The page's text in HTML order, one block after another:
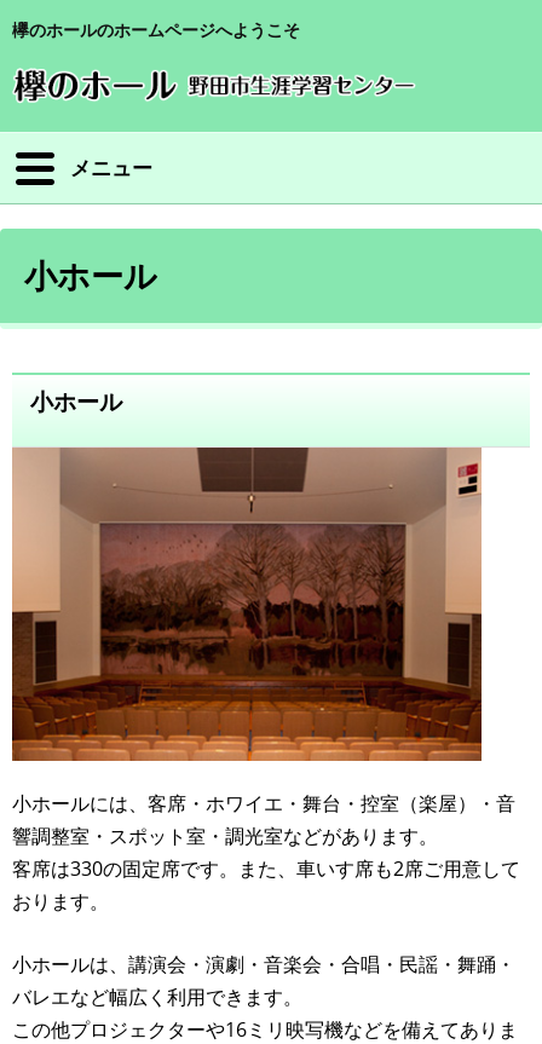
欅のホールのホームページへようこそ
メニュー
小ホール
小ホール
小ホールには、客席・ホワイエ・舞台・控室（楽屋）・音
響調整室・スポット室・調光室などがあります。
客席は330の固定席です。また、車いす席も2席ご用意して
おります。
小ホールは、講演会・演劇・音楽会・合唱・民謡・舞踊・
バレエなど幅広く利用できます。
この他プロジェクターや16ミリ映写機などを備えてありま